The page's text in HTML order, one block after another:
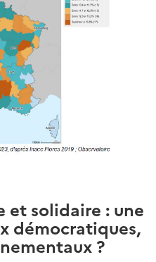
et solidaire : une
démocratiques,
?